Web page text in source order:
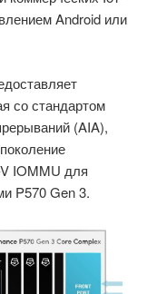
Android или
со стандартом
(AIA),
IOMMU для
P570 Gen 3.